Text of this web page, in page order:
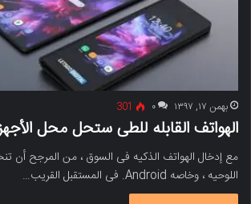
بهمن ۱۷, ۱۳۹۷ ۰ 301
الهواتف القابله للطی ستحل محل
مع إدخال الهواتف الذکیه فی السوق ، من المرجح أن
اللوحیه ، وخاصه Android. فی المستقبل القریب…